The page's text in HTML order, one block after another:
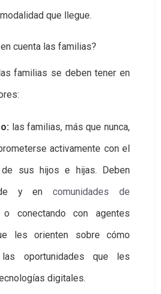
que llegue.
cuenta las familias?
familias se deben tener en
las familias, más que nunca,
activamente con el
de sus hijos e hijas. Deben
de y encomunidades de
o conectando con agentes
les orienten sobre cómo
las oportunidades que les
digitales.